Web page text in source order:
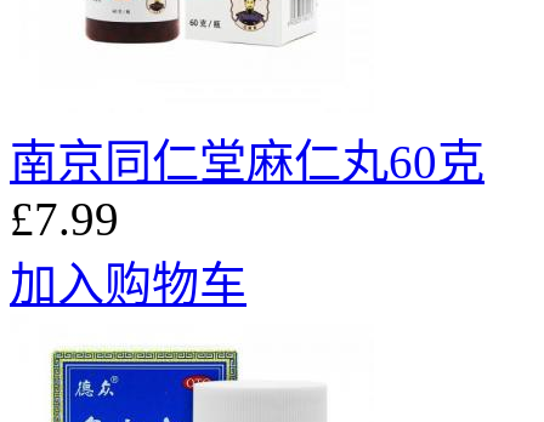
南京同仁堂麻仁丸60克
£7.99
加入购物车